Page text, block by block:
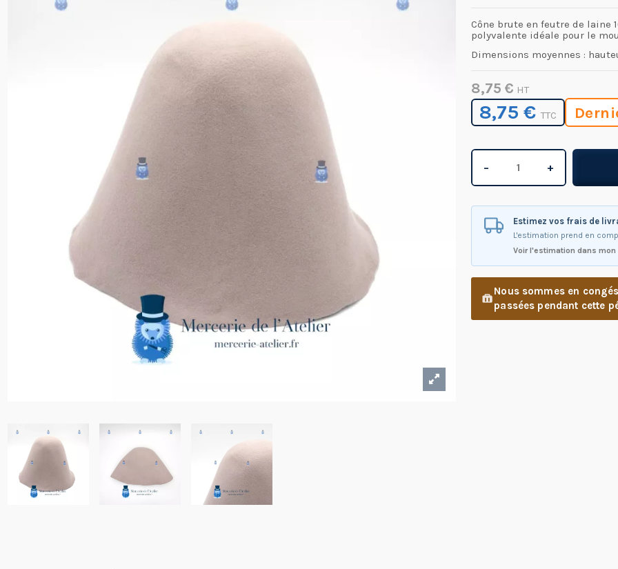
Cône brute en feutre de laine
polyvalente idéale pour le
Dimensions moyennes :
8,75 € HT
8,75 €TTC
− +
Estimez vos frais de
L'estimation prend en
Voir l'estimation dans
Nous sommes en
passées pendant cette